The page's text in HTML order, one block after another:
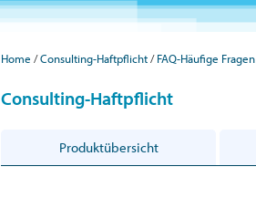
Home Consulting-Haftpflicht FAQ-Häufige Fragen
Consulting-Haftpflicht
Produktübersicht